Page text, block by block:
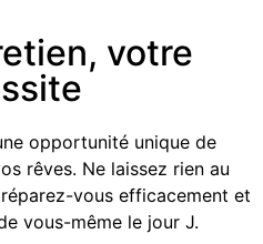
votre
opportunité unique de
rêves. Ne laissez rien au
vous efficacement et
vous-même le jour J.